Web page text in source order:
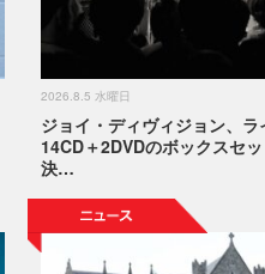
2026.8.5 水曜日
ジョイ・ディヴィジョン、
14CD＋2DVDのボックスセ
決…